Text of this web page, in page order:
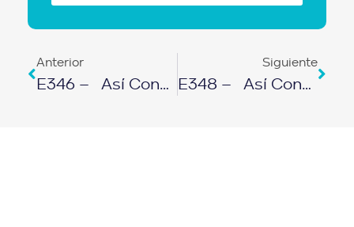
Anterior
E346 – Así Convertí Mi Casa En Una Mina De Oro
Siguiente
E348 – Así Convertí Un Terreno En 13 Propiedades